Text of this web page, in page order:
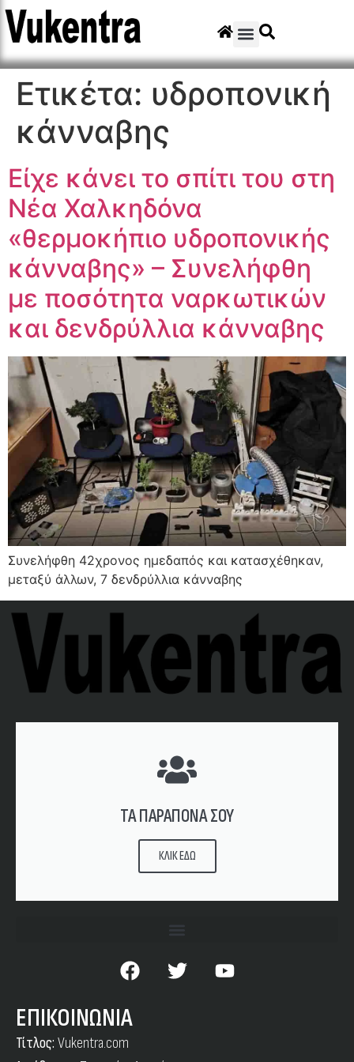
Ετικέτα: υδροπονική
κάνναβης
Είχε κάνει το σπίτι του στη
Νέα Χαλκηδόνα
«θερμοκήπιο υδροπονικής
κάνναβης» – Συνελήφθη
με ποσότητα ναρκωτικών
και δενδρύλλια κάνναβης
Συνελήφθη 42χρονος ημεδαπός και κατασχέθηκαν,
μεταξύ άλλων, 7 δενδρύλλια κάνναβης
ΤΑ ΠΑΡΑΠΟΝΑ ΣΟΥ
ΚΛΙΚ ΕΔΩ
ΕΠΙΚΟΙΝΩΝΙΑ
Τίτλος: Vukentra.com